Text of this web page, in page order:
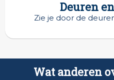
Deuren
Zie je door de
Wat anderen